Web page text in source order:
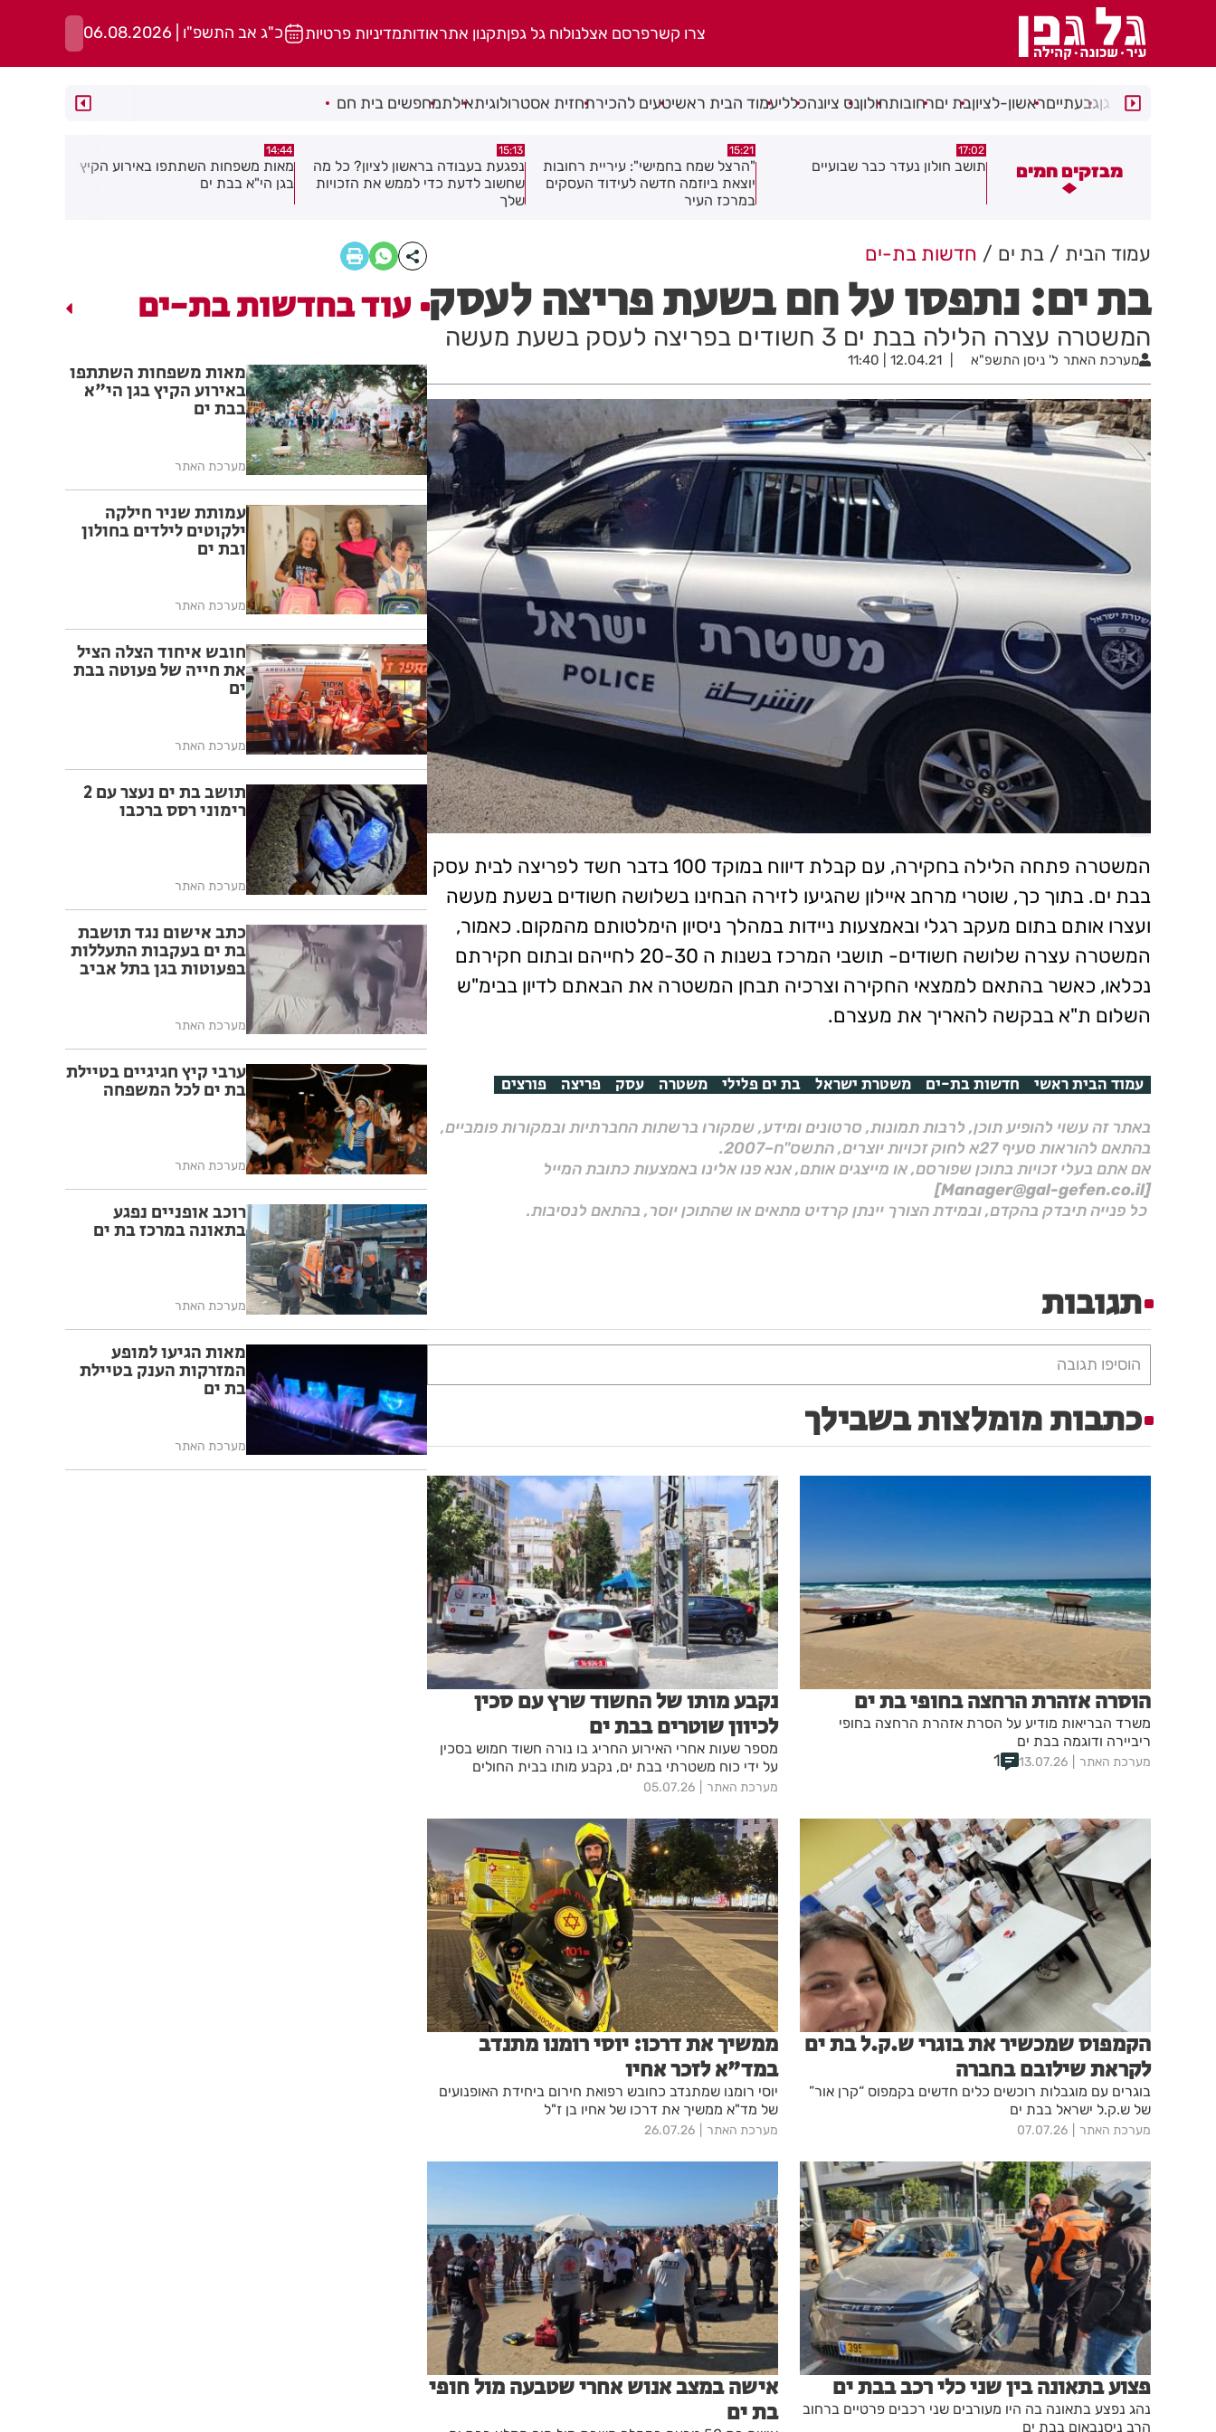
צרו קשרפרסם אצלנולוח גל גפןתקנון אתראודותמדיניות פרטיות כ"ג אב התשפ"ו | 06.08.2026
רמת גןגבעתייםראשון-לציוןבת יםרחובותחולוןנס ציונהכלליעמוד הבית ראשיטעים להכירתחזית אסטרולוגיתאילתמחפשים בית חם
מבזקים חמים
תושב חולון נעדר כבר שבועיים
15:21
"הרצל שמח בחמישי": עיריית רחובות
15:13
נפגעת בעבודה בראשון לציון? כל מה
שחשוב לדעת כדי לממש את הזכויות
שלך
14:44
מאות משפחות השתתפו באירוע הקיץ
בגן הי"א בבת ים
14:39
מבצע עיקור וסירוס חתולי רחוב בחולון
עמוד הבית בת ים חדשות בת-ים
בת ים: נתפסו על חם בשעת פריצה לעסק
המשטרה עצרה הלילה בבת ים 3 חשודים בפריצה לעסק בשעת מעשה
מערכת האתר ל' ניסן התשפ"א 12.04.21 | 11:40
המשטרה פתחה הלילה בחקירה, עם קבלת דיווח במוקד 100 בדבר חשד לפריצה לבית עסק
בבת ים. בתוך כך, שוטרי מרחב איילון שהגיעו לזירה הבחינו בשלושה חשודים בשעת מעשה
ועצרו אותם בתום מעקב רגלי ובאמצעות ניידות במהלך ניסיון הימלטותם מהמקום. כאמור,
המשטרה עצרה שלושה חשודים- תושבי המרכז בשנות ה 20-30 לחייהם ובתום חקירתם
נכלאו, כאשר בהתאם לממצאי החקירה וצרכיה תבחן המשטרה את הבאתם לדיון בבימ"ש
השלום ת"א בבקשה להאריך את מעצרם.
עמוד הבית ראשי חדשות בת-ים משטרת ישראל בת ים פלילי משטרה עסק פריצה פורצים
באתר זה עשוי להופיע תוכן, לרבות תמונות, סרטונים ומידע, שמקורו ברשתות החברתיות ובמקורות פומביים,
בהתאם להוראות סעיף 27א לחוק זכויות יוצרים, התשס"ח–2007.
אם אתם בעלי זכויות בתוכן שפורסם, או מייצגים אותם, אנא פנו אלינו באמצעות כתובת המייל
[Manager@gal-gefen.co.il]
כל פנייה תיבדק בהקדם, ובמידת הצורך יינתן קרדיט מתאים או שהתוכן יוסר, בהתאם לנסיבות.
תגובות
הוסיפו תגובה
כתבות מומלצות בשבילך
הוסרה אזהרת הרחצה בחופי בת ים
משרד הבריאות מודיע על הסרת אזהרת הרחצה בחופי
ריביירה ודוגמה בבת ים
מערכת האתר 13.07.26
1
נקבע מותו של החשוד שרץ עם סכין
לכיוון שוטרים בבת ים
מספר שעות אחרי האירוע החריג בו נורה חשוד חמוש בסכין
על ידי כוח משטרתי בבת ים, נקבע מותו בבית החולים
מערכת האתר 05.07.26
הקמפוס שמכשיר את בוגרי ש.ק.ל בת ים
לקראת שילובם בחברה
בוגרים עם מוגבלות רוכשים כלים חדשים בקמפוס “קרן אור”
של ש.ק.ל ישראל בבת ים
מערכת האתר 07.07.26
ממשיך את דרכו: יוסי רומנו מתנדב
במד"א לזכר אחיו
יוסי רומנו שמתנדב כחובש רפואת חירום ביחידת האופנועים
של מד"א ממשיך את דרכו של אחיו בן ז"ל
מערכת האתר 26.07.26
פצוע בתאונה בין שני כלי רכב בבת ים
נהג נפצע בתאונה בה היו מעורבים שני רכבים פרטיים ברחוב
הרב ניסנבאום בבת ים
אישה במצב אנוש אחרי שטבעה מול חופי
בת ים
עוד בחדשות בת-ים
מאות משפחות השתתפו
באירוע הקיץ בגן הי"א
בבת ים
מערכת האתר
עמותת שניר חילקה
ילקוטים לילדים בחולון
ובת ים
מערכת האתר
חובש איחוד הצלה הציל
את חייה של פעוטה בבת
ים
מערכת האתר
תושב בת ים נעצר עם 2
רימוני רסס ברכבו
מערכת האתר
כתב אישום נגד תושבת
בת ים בעקבות התעללות
בפעוטות בגן בתל אביב
מערכת האתר
ערבי קיץ חגיגיים בטיילת
בת ים לכל המשפחה
מערכת האתר
רוכב אופניים נפגע
בתאונה במרכז בת ים
מערכת האתר
מאות הגיעו למופע
המזרקות הענק בטיילת
בת ים
מערכת האתר